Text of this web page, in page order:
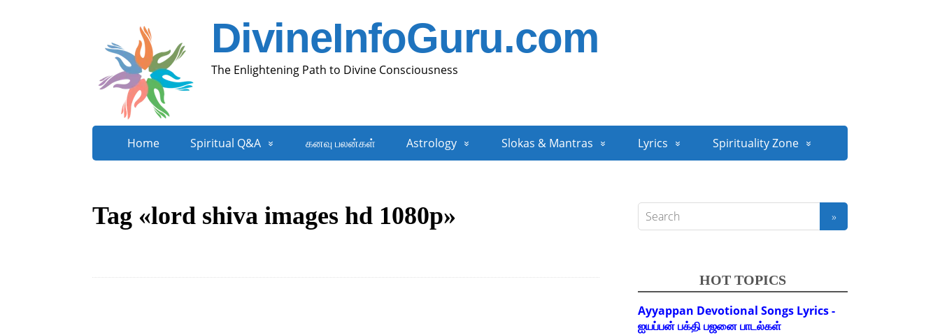
DivineInfoGuru.com
The Enlightening Path to Divine Consciousness
Home Spiritual Q&A கனவு பலன்கள் Astrology Slokas & Mantras Lyrics Spirituality Zone
Tag «lord shiva images hd 1080p»
HOT TOPICS
Ayyappan Devotional Songs Lyrics -
ஐயப்பன் பக்தி பஜனை பாடல்கள்